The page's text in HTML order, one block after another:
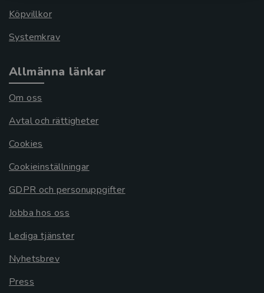
Köpvillkor
Systemkrav
Allmänna länkar
Om oss
Avtal och rättigheter
Cookies
Cookieinställningar
GDPR och personuppgifter
Jobba hos oss
Lediga tjänster
Nyhetsbrev
Press